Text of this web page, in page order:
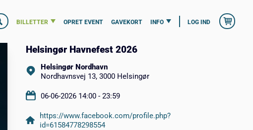
BILLETTER OPRET EVENT GAVEKORT INFO LOG IND
Helsingør Havnefest 2026
Helsingør Nordhavn
Nordhavnsvej 13, 3000 Helsingør
06-06-2026 14:00 - 23:59
https://www.facebook.com/profile.php?
id=61584778298554